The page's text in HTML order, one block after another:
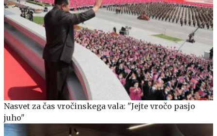
Nasvet za čas vročinskega vala: "Jejte vročo pasjo
juho"